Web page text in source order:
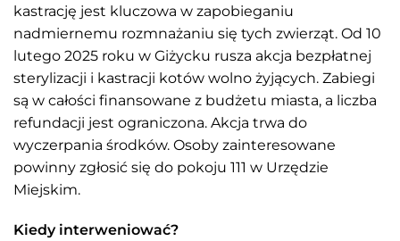
kastrację jest kluczowa w zapobieganiu
nadmiernemu rozmnażaniu się tych zwierząt. Od 10
lutego 2025 roku w Giżycku rusza akcja bezpłatnej
sterylizacji i kastracji kotów wolno żyjących. Zabiegi
są w całości finansowane z budżetu miasta, a liczba
refundacji jest ograniczona. Akcja trwa do
wyczerpania środków. Osoby zainteresowane
powinny zgłosić się do pokoju 111 w Urzędzie
Miejskim.
Kiedy interweniować?